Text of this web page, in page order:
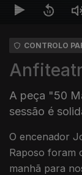
CONTROLO
A peça "50
sessão é
O encenador
Raposo foram
manhã para